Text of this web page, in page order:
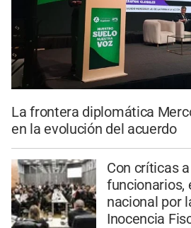
La frontera diplomática
en la evolución del acuerdo
Con críticas
funcionarios,
nacional por
Inocencia